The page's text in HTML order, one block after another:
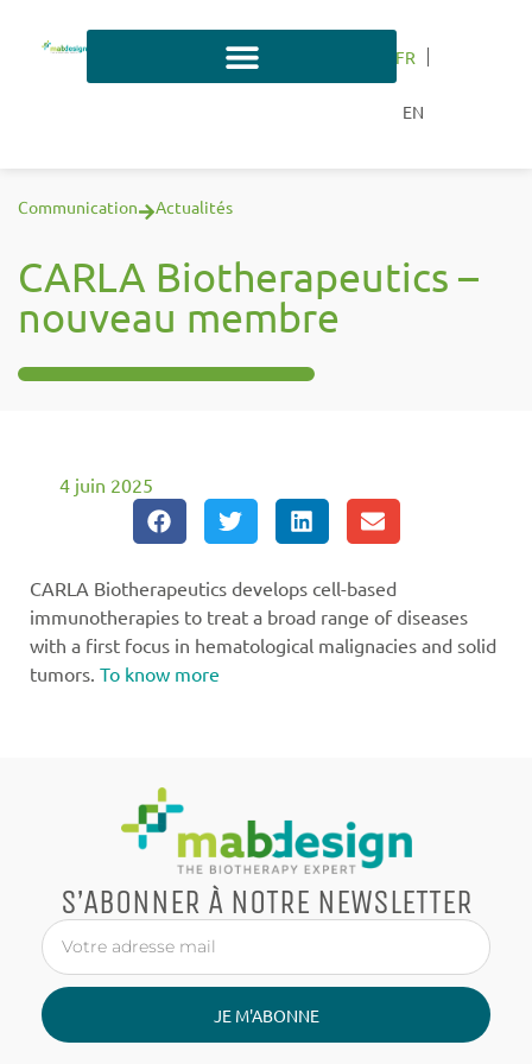
FR
EN
Communication Actualités
CARLA Biotherapeutics –
nouveau membre
4 juin 2025
CARLA Biotherapeutics develops cell-based
immunotherapies to treat a broad range of diseases
with a first focus in hematological malignacies and solid
tumors. To know more
S’ABONNER À NOTRE NEWSLETTER
JE M'ABONNE